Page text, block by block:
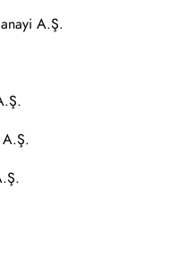
A.Ş.